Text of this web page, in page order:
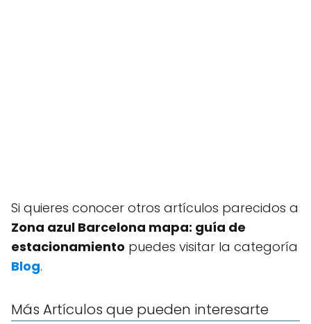
Si quieres conocer otros artículos parecidos a
Zona azul Barcelona mapa: guía de
estacionamiento puedes visitar la categoría
Blog.
Más Artículos que pueden interesarte